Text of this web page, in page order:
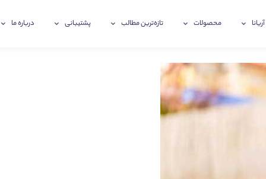
آریانا محصولات تازه‌ترین‌ مطالب پشتیبانی درباره ما